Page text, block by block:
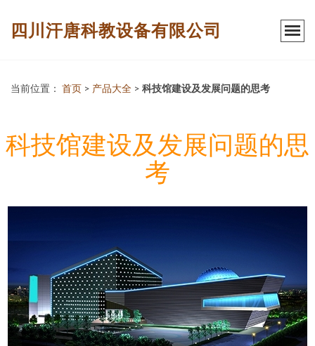
四川汗唐科教设备有限公司
当前位置： 首页 > 产品大全 > 科技馆建设及发展问题的思考
科技馆建设及发展问题的思
考